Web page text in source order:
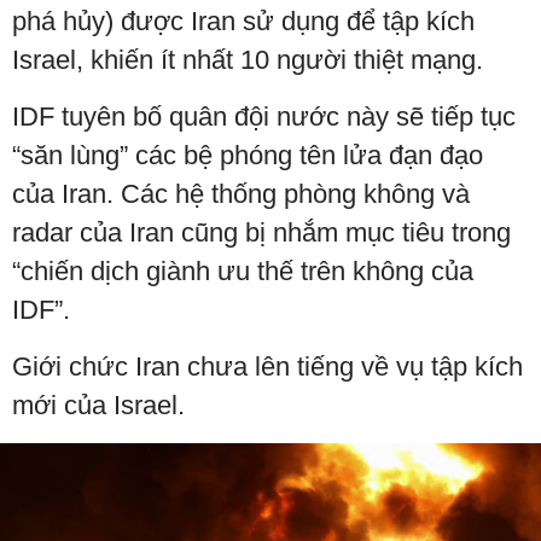
phá hủy) được Iran sử dụng để tập kích
Israel, khiến ít nhất 10 người thiệt mạng.
IDF tuyên bố quân đội nước này sẽ tiếp tục
“săn lùng” các bệ phóng tên lửa đạn đạo
của Iran. Các hệ thống phòng không và
radar của Iran cũng bị nhắm mục tiêu trong
“chiến dịch giành ưu thế trên không của
IDF”.
Giới chức Iran chưa lên tiếng về vụ tập kích
mới của Israel.